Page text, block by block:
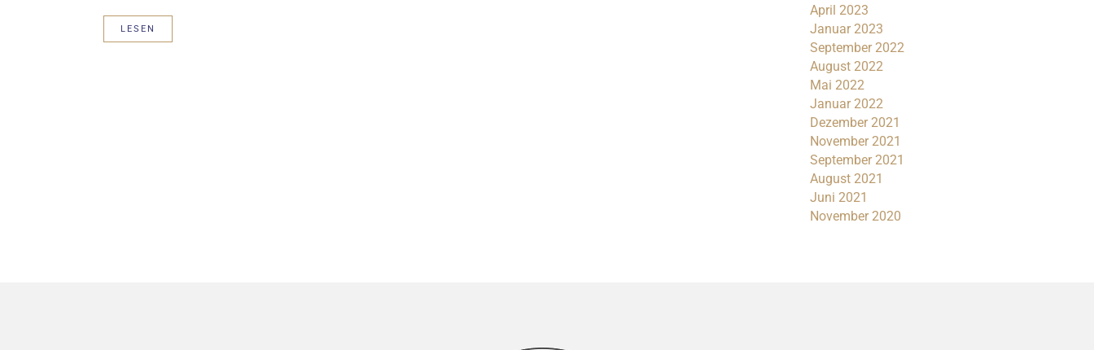
DSGVO
LESEN
April 2023
Januar 2023
September 2022
August 2022
Mai 2022
Januar 2022
Dezember 2021
November 2021
September 2021
August 2021
Juni 2021
November 2020